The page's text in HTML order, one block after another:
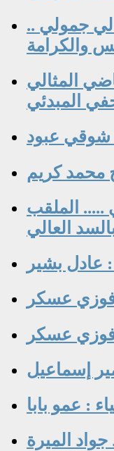
جمولي ..
والكرامة
المثالي
المبدئي
/ شوقي عبود
..... الملقب
العالي
عادل بشير
فوزي عسكر
الميرة